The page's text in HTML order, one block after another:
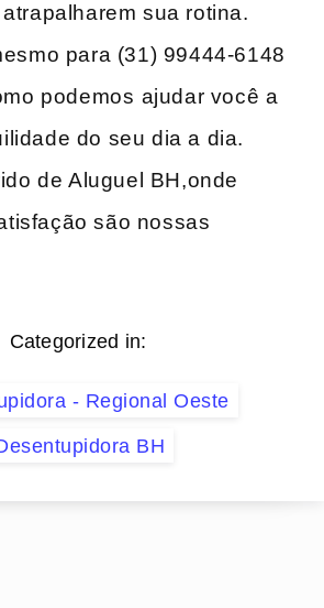
sua rotina.
para (31) 99444-6148
podemos⁢ ajudar você a
do‌ seu dia a dia.
de Aluguel BH,onde
são nossas
Categorized in:
- Regional Oeste
BH